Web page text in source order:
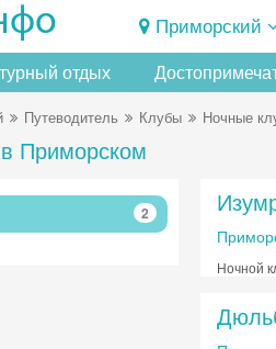
Приморский
отдых
Путеводитель Клубы Ночные
Приморском
2
Ночной